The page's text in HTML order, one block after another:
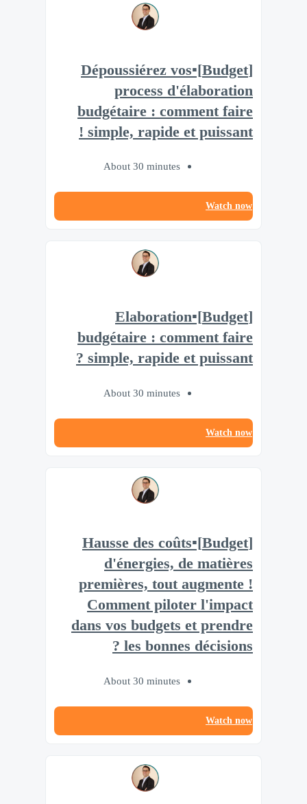
[Budget]▪️Dépoussiérez vos
process d'élaboration
budgétaire : comment faire
simple, rapide et puissant !
About 30 minutes
Watch now
[Budget]▪️Elaboration
budgétaire : comment faire
simple, rapide et puissant ?
About 30 minutes
Watch now
[Budget]▪️Hausse des coûts
d'énergies, de matières
premières, tout augmente !
Comment piloter l'impact
dans vos budgets et prendre
les bonnes décisions ?
About 30 minutes
Watch now